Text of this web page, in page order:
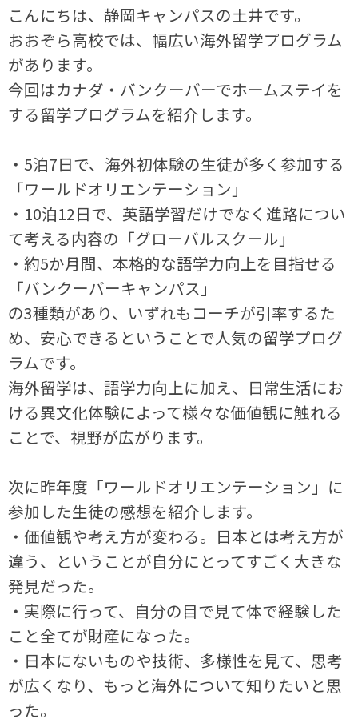
こんにちは、静岡キャンパスの土井です。
おおぞら高校では、幅広い海外留学プログラム
があります。
今回はカナダ・バンクーバーでホームステイを
する留学プログラムを紹介します。
・5泊7日で、海外初体験の生徒が多く参加する
「ワールドオリエンテーション」
・10泊12日で、英語学習だけでなく進路につい
て考える内容の「グローバルスクール」
・約5か月間、本格的な語学力向上を目指せる
「バンクーバーキャンパス」
の3種類があり、いずれもコーチが引率するた
め、安心できるということで人気の留学プログ
ラムです。
海外留学は、語学力向上に加え、日常生活にお
ける異文化体験によって様々な価値観に触れる
ことで、視野が広がります。
次に昨年度「ワールドオリエンテーション」に
参加した生徒の感想を紹介します。
・価値観や考え方が変わる。日本とは考え方が
違う、ということが自分にとってすごく大きな
発見だった。
・実際に行って、自分の目で見て体で経験した
こと全てが財産になった。
・日本にないものや技術、多様性を見て、思考
が広くなり、もっと海外について知りたいと思
った。